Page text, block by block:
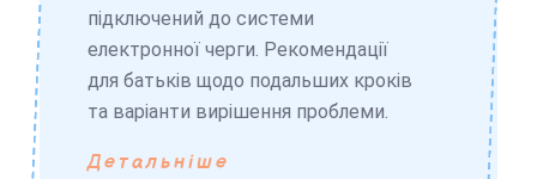
підключений до системи
електронної черги. Рекомендації
для батьків щодо подальших кроків
та варіанти вирішення проблеми.
Детальніше